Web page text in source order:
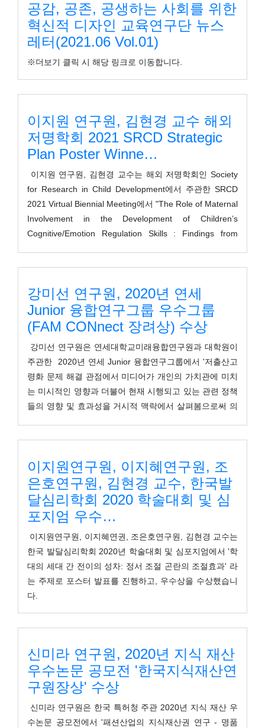
공감, 공존, 공생하는 사회를 위한
혁신적 디자인 교육연구단 뉴스
레터(2021.06 Vol.01)
※더보기 클릭 시 해당 링크로 이동합니다.
이지원 연구원, 김현경 교수 해외
저명학회 2021 SRCD Strategic
Plan Poster Winne…
이지원 연구원, 김현경 교수는 해외 저명학회인 Society
for Research in Child Development에서 주관한 SRCD
2021 Virtual Biennial Meeting에서 "The Role of Maternal
Involvement in the Development of Children’s
Cognitive/Emotion Regulation Skills : Findings from
강미선 연구원, 2020년 연세
Junior 융합연구그룹 우수그룹
(FAM CONnect 장려상) 수상
강미선 연구원은 연세대학교미래융합연구원과 대학원이
주관한 2020년 연세 Junior 융합연구그룹에서 '저출산고
령화 문제 해결 관점에서 미디어가 개인의 가치관에 미치
는 미시적인 영향과 더불어 현재 시행되고 있는 관련 정책
들의 영향 및 효과성을 거시적 맥락에서 살펴봄으로써 의
이지원연구원, 이지혜연구원, 조
은호연구원, 김현경 교수, 한국발
달심리학회 2020 학술대회 및 심
포지엄 우수…
이지원연구원, 이지혜연권, 조은호연구원, 김현경 교수는
한국 발달심리학회 2020년 학술대회 및 심포지엄에서 '학
대의 세대 간 전이의 성차: 정서 조절 곤란의 조절효과' 라
는 주제로 포스터 발표를 진행하고, 우수상을 수상했습니
다.
신미라 연구원, 2020년 지식 재산
우수논문 공모전 '한국지식재산연
구원장상' 수상
신미라 연구원은 한국 특허청 주관 2020년 지식 재산 우
수논문 공모전에서 '패션산업의 지식재산권 연구 - 명품